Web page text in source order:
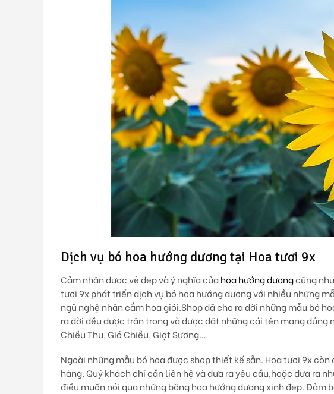
Dịch vụ bó hoa hướng dương tại Hoa tươi 9x
Cảm nhận được vẻ đẹp và ý nghĩa củahoa hướng dươngcũng
tươi 9x phát triển dịch vụ bó hoa hướng dương với nhiều những
ngũ nghệ nhân cắm hoa giỏi.Shop đã cho ra đời những mẫu bó
ra đời đều được trân trọng và được đặt những cái tên mang đúng
Chiều Thu, Gió Chiều, Giọt Sương…
Ngoài những mẫu bó hoa được shop thiết kế sẵn. Hoa tươi 9x
hàng. Quý khách chỉ cần liên hệ và đưa ra yêu cầu,hoặc đưa ra
điều muốn nói qua những bông hoa hướng dương xinh đẹp. Đảm